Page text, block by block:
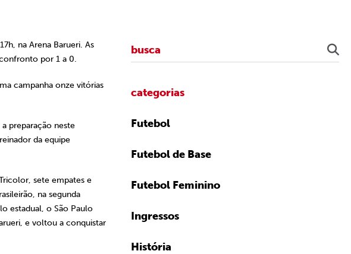
na Arena Barueri. As
por 1 a 0.
campanha onze vitórias
preparação neste
da equipe
sete empates e
na segunda
estadual, o São Paulo
e voltou a conquistar
categorias
Futebol
Futebol de Base
Futebol Feminino
Ingressos
História